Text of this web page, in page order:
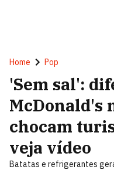
Home Pop
'Sem sal':
McDonald's
chocam
veja vídeo
Batatas e refrigerantes